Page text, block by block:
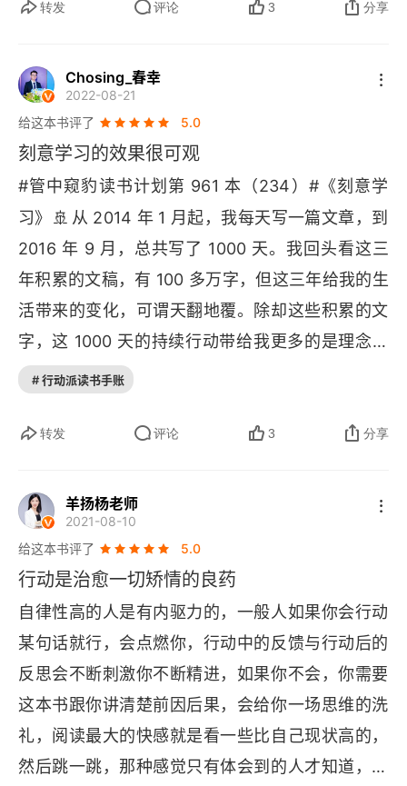
的。你看一两天的书，做一两天的事，其实没什么
慢慢地发现，好像有一些不一样了。但是人都希望
能有强即时反馈。大概因为我们怕死吧，所以大家
候，我们也希望有强即时反馈。但是这么分析下来
的话，你知道这是没戏的。冰冻三尺，非一日之
寒。而且更重要的是，那些对我们来说很重要的事
情，往往都是复杂系统。比如我们的能力、身体状
况、收入处境、家庭幸福…… 这些都需要花费大量
时间、长期稳定的投入，才会有效果。就像一个生
态系统一样，不能今天种两棵树，明天就指望有片
热带雨林…… 如果我们不明白这个道理，就会在面
来会有什么结果？变得肤浅大概是唯一的结果了。
下，在学习、训练的时候，你是不是老想玩手机、
刷微博、看朋友圈？这些在本质上都是在追求强即
时反馈，满足你内心的欲望。但是你也要明白，核
心技能是没法通过强即时反馈来构建的，也就是你
要做好坐冷板凳的准备。而且你也要相信，在这个
过程中是不可能天天有强即时反馈的。如果你能守
住这种寂寞，就能拨云见日；守不住的话，那就是
低水平重复建设了。其实社群也是一种强即时反
馈，一群人在一起聊得热火朝天，好像这个社群就
转发 评论 3 分享
Chosing_春幸
2022-08-21
给这本书评了
5.0
刻意学习的效果很可观
#管中窥豹读书计划第 961 本（234）#《刻意学
习》 🚢 从 2014 年 1 月起，我每天写一篇文章，到
2016 年 9 月，总共写了 1000 天。我回头看这三
年积累的文稿，有 100 多万字，但这三年给我的生
活带来的变化，可谓天翻地覆。除却这些积累的文
字，这 1000 天的持续行动带给我更多的是理念层
面的改变和认知的重大升级。我做了一些自己从来
面临的挑战在于重构和创新。因为当你把一件事情
路径依赖。这就是人们说的 “成就你的东西也会限
制你”。由于环境的变化，对三阶持续行动者而言，
需要的是在这个过程中调整策略。就像一家公司需
要根据市场形势调节自身的战略一样，在三阶持续
行动中，行动者也需要根据自身的环境进行调整。
🚢 当我读书的时候，我会把书中的逻辑和我之前在
文章中讨论过和梳理过的点进行关联和匹配，对照
其中的异同之处。我发现带来启发的往往不是书里
的信息，而是作者的分析脉络与逻辑思路。正因为
这样，我没有用如今互联网知识圈广泛传播的 “快
# 行动派读书手账
转发 评论 3 分享
羊扬杨老师
2021-08-10
给这本书评了
5.0
行动是治愈一切矫情的良药
自律性高的人是有内驱力的，一般人如果你会行动
某句话就行，会点燃你，行动中的反馈与行动后的
反思会不断刺激你不断精进，如果你不会，你需要
这本书跟你讲清楚前因后果，会给你一场思维的洗
礼，阅读最大的快感就是看一些比自己现状高的，
然后跳一跳，那种感觉只有体会到的人才知道，不